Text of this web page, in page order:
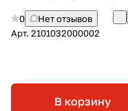
0
Нет отзывов
Арт. 2101032000002
В корзину